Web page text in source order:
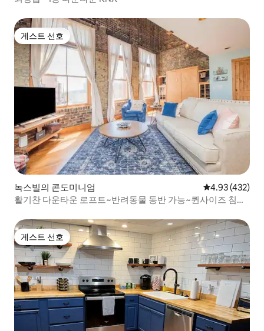
게스트 선호
게스트 선호
녹스빌의 콘도미니엄 평점 4.93점(5
4.93 (432)
활기찬 다운타운 로프트~반려동물 동반 가능~퀸사이즈 침대
게스트 선호
게스트 선호